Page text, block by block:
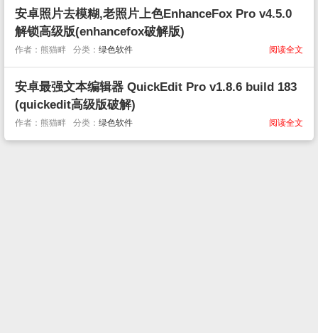
安卓照片去模糊,老照片上色EnhanceFox Pro v4.5.0
解锁高级版(enhancefox破解版)
阅读全文
作者：熊猫畔 分类： 绿色软件
安卓最强文本编辑器 QuickEdit Pro v1.8.6 build 183
(quickedit高级版破解)
阅读全文
作者：熊猫畔 分类： 绿色软件